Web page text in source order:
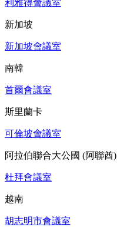
利雅得會議室
新加坡
新加坡會議室
南韓
首爾會議室
斯里蘭卡
可倫坡會議室
阿拉伯聯合大公國 (阿聯酋)
杜拜會議室
越南
胡志明市會議室